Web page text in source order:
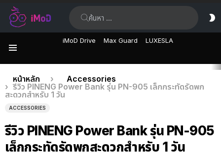
iMoD Drive Max Guard LUXESLA
เรื่อง
ล่าสุด
คุณอยู่ที่นี่:
หน้าหลัก
Accessories
รีวิว PINENG Power Bank รุ่น PN-905 เล็กกระทัดรัดพก
สะดวกสำหรับ 1 วัน
ACCESSORIES
รีวิว PINENG Power Bank รุ่น PN-905
เล็กกระทัดรัดพกสะดวกสำหรับ 1 วัน